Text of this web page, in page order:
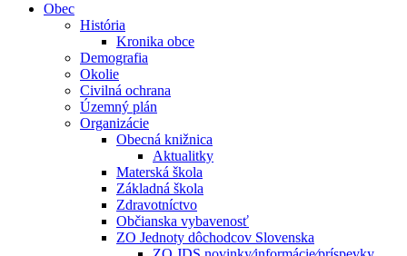
Obec
História
Kronika obce
Demografia
Okolie
Civilná ochrana
Územný plán
Organizácie
Obecná knižnica
Aktualitky
Materská škola
Základná škola
Zdravotníctvo
Občianska vybavenosť
ZO Jednoty dôchodcov Slovenska